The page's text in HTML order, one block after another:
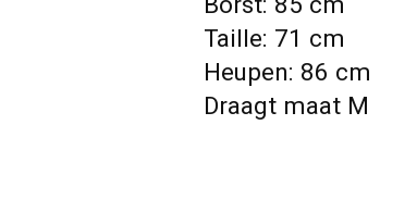
Taille: 71 cm
Heupen: 86 cm
Draagt ​​maat M